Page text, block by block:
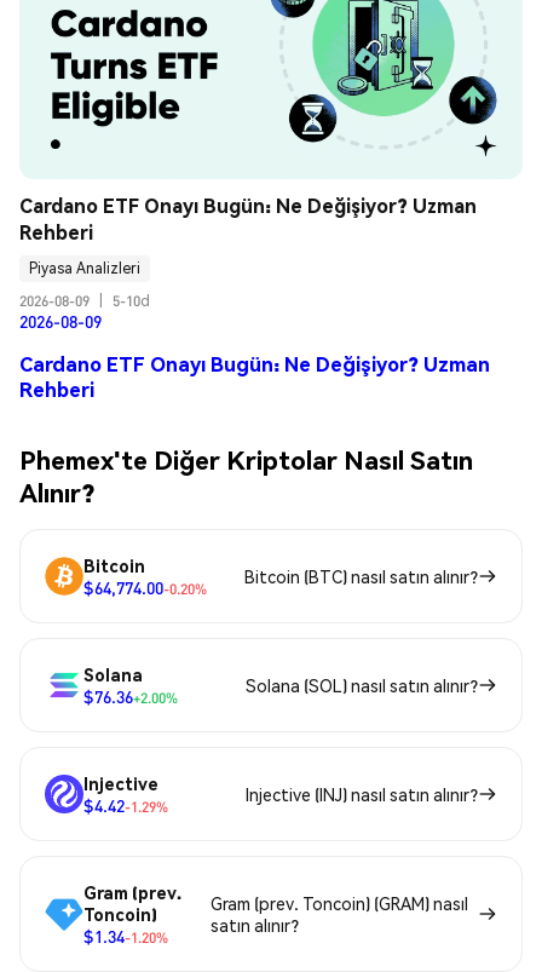
Cardano ETF Onayı Bugün: Ne Değişiyor? Uzman
Rehberi
Piyasa Analizleri
2026-08-09
5-10d
2026-08-09
Cardano ETF Onayı Bugün: Ne Değişiyor? Uzman
Rehberi
Phemex'te Diğer Kriptolar Nasıl Satın
Alınır?
Bitcoin
$64,774.00-0.20%
Bitcoin (BTC) nasıl satın alınır?
Solana
$76.36+2.00%
Solana (SOL) nasıl satın alınır?
Injective
$4.42-1.29%
Injective (INJ) nasıl satın alınır?
Gram (prev.
Toncoin)
$1.34-1.20%
Gram (prev. Toncoin) (GRAM) nasıl
satın alınır?